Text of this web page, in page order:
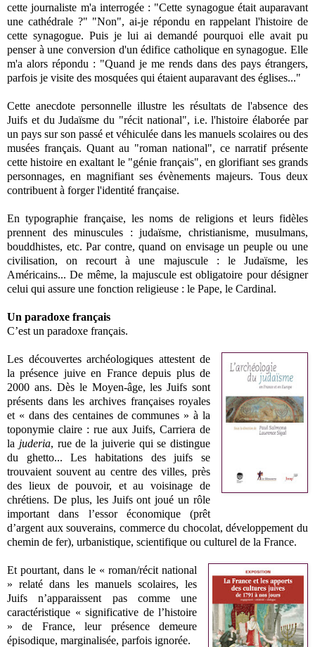
cette journaliste m'a interrogée : "Cette synagogue était auparavant
une cathédrale ?" "Non", ai-je répondu en rappelant l'histoire de
cette synagogue. Puis je lui ai demandé pourquoi elle avait pu
penser à une conversion d'un édifice catholique en synagogue. Elle
m'a alors répondu : "Quand je me rends dans des pays étrangers,
parfois je visite des mosquées qui étaient auparavant des églises..."
Cette anecdote personnelle illustre les résultats de l'absence des
Juifs et du Judaïsme du "récit national", i.e. l'histoire élaborée par
un pays sur son passé et véhiculée dans les manuels scolaires ou des
musées français. Quant au "roman national", ce narratif présente
cette histoire en exaltant le "génie français", en glorifiant ses grands
personnages, en magnifiant ses évènements majeurs. Tous deux
contribuent à forger l'identité française.
En typographie française, les noms de religions et leurs fidèles
prennent des minuscules : judaïsme, christianisme, musulmans,
bouddhistes, etc. Par contre, quand on envisage un peuple ou une
civilisation, on recourt à une majuscule : le Judaïsme, les
Américains... De même, la majuscule est obligatoire pour désigner
celui qui assure une fonction religieuse : le Pape, le Cardinal.
Un paradoxe français
C’est un paradoxe français.
Les découvertes archéologiques attestent de
la présence juive en France depuis plus de
2000 ans. Dès le Moyen-âge, les Juifs sont
présents dans les archives françaises royales
et « dans des centaines de communes » à la
toponymie claire : rue aux Juifs, Carriera de
la juderia, rue de la juiverie qui se distingue
du ghetto... Les habitations des juifs se
trouvaient souvent au centre des villes, près
des lieux de pouvoir, et au voisinage de
chrétiens. De plus, les Juifs ont joué un rôle
important dans l’essor économique (prêt
d’argent aux souverains, commerce du chocolat, développement du
chemin de fer), urbanistique, scientifique ou culturel de la France.
Et pourtant, dans le « roman/récit national
» relaté dans les manuels scolaires, les
Juifs n’apparaissent pas comme une
caractéristique « significative de l’histoire
» de France, leur présence demeure
épisodique, marginalisée, parfois ignorée.